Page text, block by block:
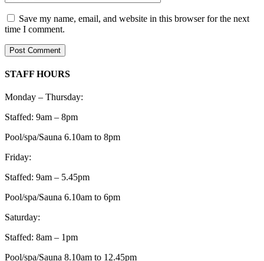
Save my name, email, and website in this browser for the next
time I comment.
STAFF HOURS
Monday – Thursday:
Staffed: 9am – 8pm
Pool/spa/Sauna 6.10am to 8pm
Friday:
Staffed: 9am – 5.45pm
Pool/spa/Sauna 6.10am to 6pm
Saturday:
Staffed: 8am – 1pm
Pool/spa/Sauna 8.10am to 12.45pm